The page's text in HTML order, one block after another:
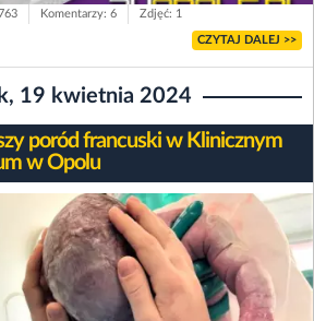
Komentarzy: 6 Zdjęć: 1
CZYTAJ DALEJ >>
19 kwietnia 2024
poród francuski w Klinicznym
w Opolu